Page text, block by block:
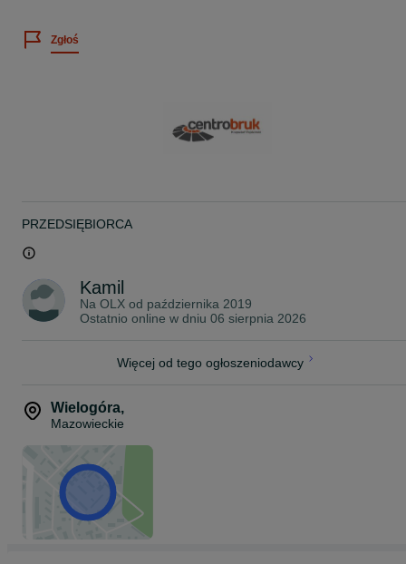
Wadą płyta mogą być delikatne przebarwienia, przybrudzenia, nie
wielkie wżerki na pojedynczych sztukach.
Zgłoś
PRZEDSIĘBIORCA
Kamil
Na OLX od października 2019
Ostatnio online w dniu 06 sierpnia 2026
Więcej od tego ogłoszeniodawcy
Wielogóra,
Mazowieckie